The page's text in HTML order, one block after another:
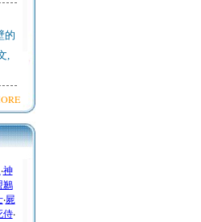
的
,
‧神
鶼
‧屍
侍‧